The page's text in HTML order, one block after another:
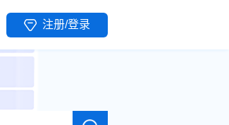
注册/登录